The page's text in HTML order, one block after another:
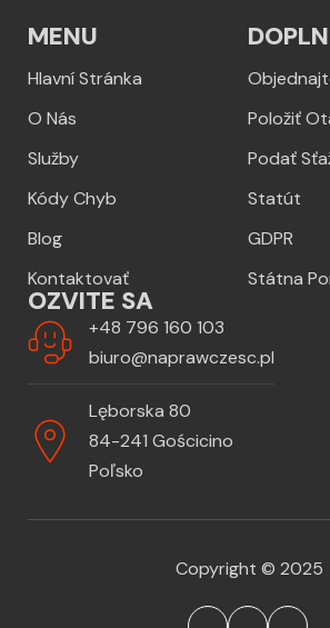
MENU
Hlavní Stránka
O Nás
Služby
Kódy Chyb
Blog
Kontaktovať
Položiť
Podať
Statút
GDPR
Státna
OZVITE SA
+48 796 160 103
biuro@naprawczesc.pl
Lęborska 80
84-241 Gościcino
Poľsko
Copyright © 2025